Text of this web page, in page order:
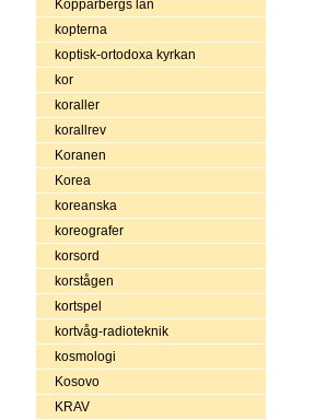
Kopparbergs län
kopterna
koptisk-ortodoxa kyrkan
kor
koraller
korallrev
Koranen
Korea
koreanska
koreografer
korsord
korstågen
kortspel
kortvåg-radioteknik
kosmologi
Kosovo
KRAV